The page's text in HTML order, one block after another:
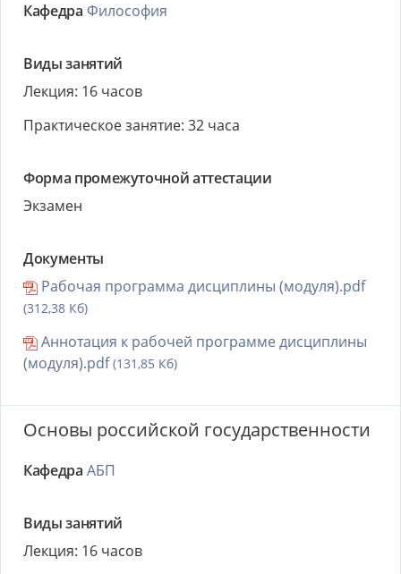
Кафедра Философия
Виды занятий
Лекция: 16 часов
Практическое занятие: 32 часа
Форма промежуточной аттестации
Экзамен
Документы
Рабочая программа дисциплины (модуля).pdf
(312,38 Кб)
Аннотация к рабочей программе дисциплины
(модуля).pdf(131,85 Кб)
Основы российской государственности
Кафедра АБП
Виды занятий
Лекция: 16 часов